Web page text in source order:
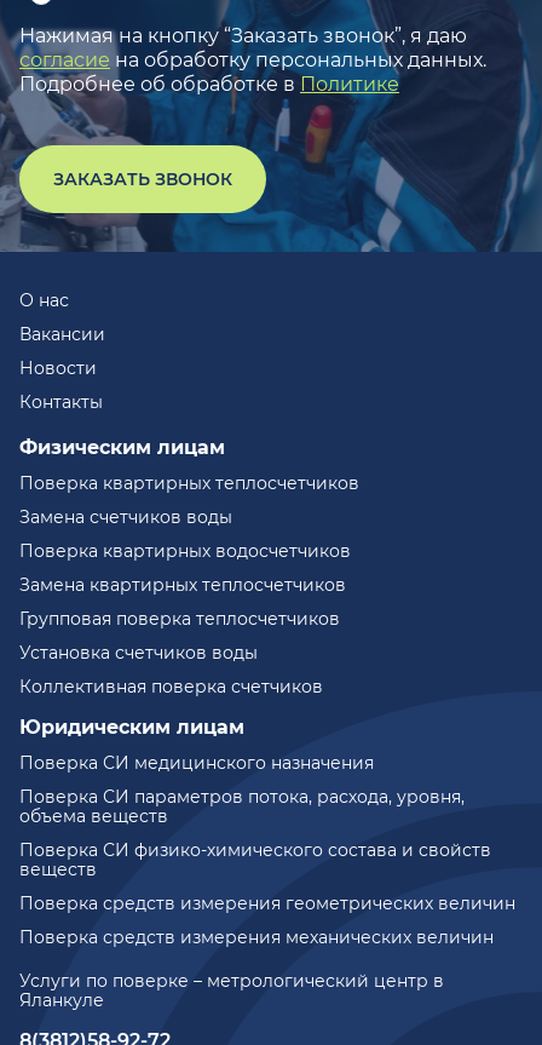
Нажимая на кнопку “Заказать звонок”, я даю
согласие на обработку персональных данных.
Подробнее об обработке в Политике
ЗАКАЗАТЬ ЗВОНОК
Услуги по поверке – метрологический центр в
Яланкуле
О нас
Вакансии
Новости
Контакты
Физическим лицам
Поверка квартирных теплосчетчиков
Замена счетчиков воды
Поверка квартирных водосчетчиков
Замена квартирных теплосчетчиков
Групповая поверка теплосчетчиков
Установка счетчиков воды
Коллективная поверка счетчиков
Юридическим лицам
Поверка СИ медицинского назначения
Поверка СИ параметров потока, расхода, уровня,
объема веществ
Поверка СИ физико-химического состава и свойств
веществ
Поверка средств измерения геометрических величин
Поверка средств измерения механических величин